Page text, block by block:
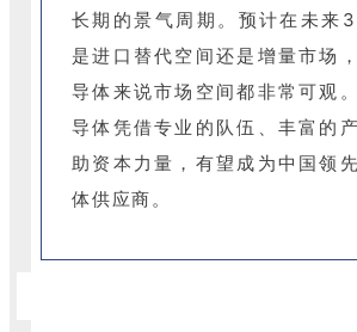
长期的景气周期。预计在未来
是进口替代空间还是增量市场
导体来说市场空间都非常可观
导体凭借专业的队伍、丰富的
助资本力量，有望成为中国领
体供应商。